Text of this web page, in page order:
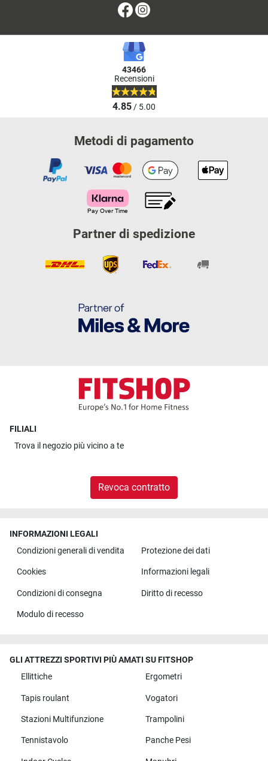
Facebook
43466
Recensioni
4.85/ 5.00
Metodi di pagamento
Partner di spedizione
FILIALI
Trova il negozio più vicino a te
Revoca contratto
INFORMAZIONI LEGALI
Condizioni generali di vendita
Protezione dei dati
Cookies Informazioni legali
Condizioni di consegna Diritto di recesso
Modulo di recesso
GLI ATTREZZI SPORTIVI PIÙ AMATI SU FITSHOP
Ellittiche
Ergometri
Tapis roulant Vogatori
Stazioni Multifunzione Trampolini
Tennistavolo Panche Pesi